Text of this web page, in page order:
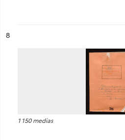
n°
8
1 150 medias